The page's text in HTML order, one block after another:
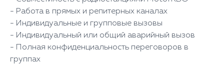
- Работа в прямых и репитерных каналах
- Индивидуальные и групповые вызовы
- Индивидуальный или общий аварийный вызов
- Полная конфиденциальность переговоров в
группах